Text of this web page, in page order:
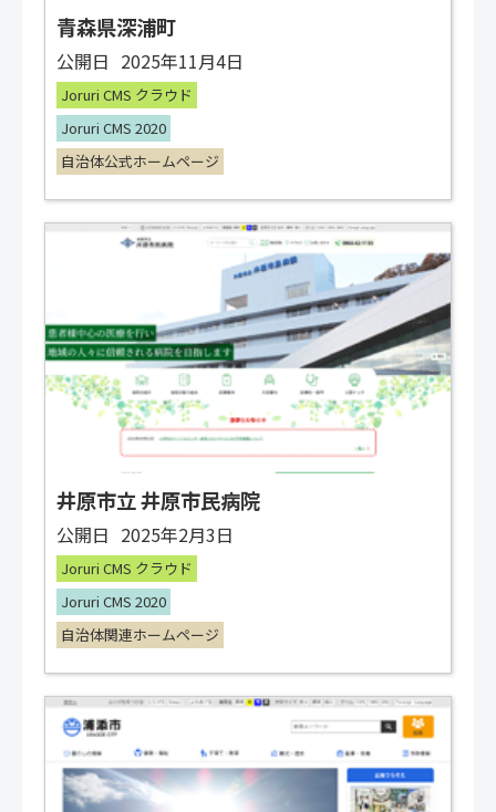
青森県深浦町
公開日 2025年11月4日
Joruri CMS クラウド
Joruri CMS 2020
自治体公式ホームページ
井原市立 井原市民病院
公開日 2025年2月3日
Joruri CMS クラウド
Joruri CMS 2020
自治体関連ホームページ